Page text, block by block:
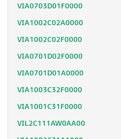
VIA0703D01F0000
VIA1002C02A0000
VIA1002C02F0000
VIA0701D02F0000
VIA0701D01A0000
VIA1003C32F0000
VIA1001C31F0000
VIL2C111AW0AA00